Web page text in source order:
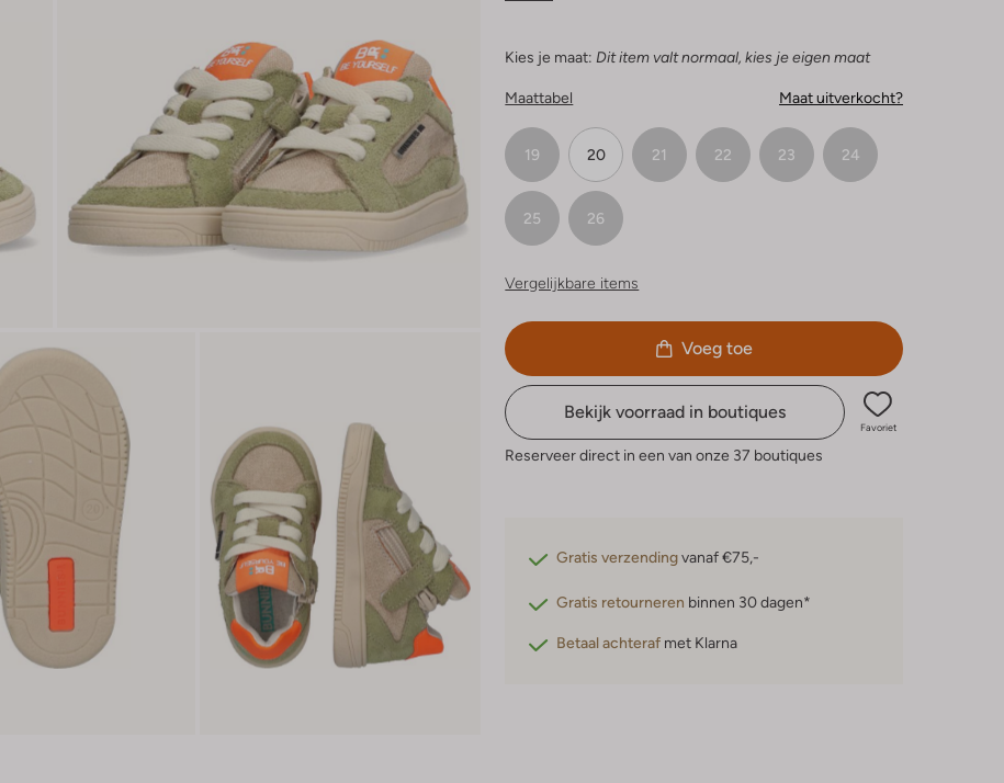
Kies je maat: Dit item valt normaal, kies je eigen maat
Maattabel Maat uitverkocht?
19 20 21 22 23 24
25 26
Vergelijkbare items
Voeg toe
Bekijk voorraad in boutiques
Favoriet
Reserveer direct in een van onze 37 boutiques
Gratis verzendingvanaf €75,-
Gratis retourneren binnen 30 dagen*
Betaal achteraf met Klarna